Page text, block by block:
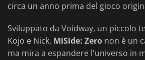
circa un anno prima del gioco
Sviluppato da Voidway, un piccolo
Kojo e Nick, MiSide: Zero non è un
ma mira a espandere l'universo in